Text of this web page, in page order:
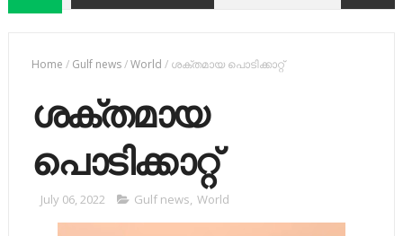
Home / Gulf news/World / ശക്തമായ പൊടിക്കാറ്റ്
ശക്തമായ
പൊടിക്കാറ്റ്
July 06, 2022 Gulf news, World